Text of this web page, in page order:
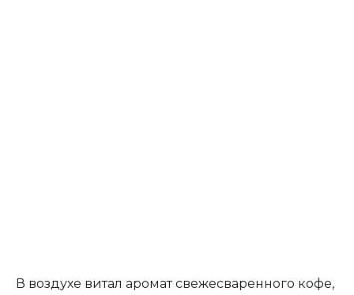
В воздухе витал аромат свежесваренного кофе,